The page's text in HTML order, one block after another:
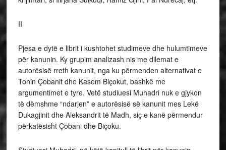
II
Pjesa e dytë e librit i kushtohet studimeve dhe hulumtimeve
për kanunin. Ky grupim analizash nis me dilemat e
autorësisë rreth kanunit, nga ku përmenden alternativat e
Tonin Çobanit dhe Kasem Biçokut, bashkë me
argumentimet e tyre. Vetë studiuesi Muhadri nuk e gjykon
të dëmshme “ndarjen” e autorësisë së kanunit mes Lekë
Dukagjinit dhe Aleksandrit të Madh, siç e kanë përmendur
përkatësisht Çobani dhe Biçoku.